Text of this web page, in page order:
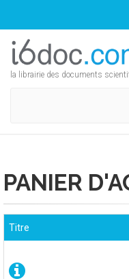
la librairie des documents
PANIER
Titre